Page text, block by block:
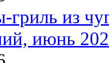
гриль из
июнь